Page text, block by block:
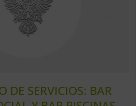
DE SERVICIOS: BAR